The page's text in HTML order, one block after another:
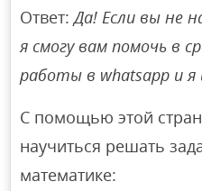
Ответ:Да! Если вы не
я смогу вам помочь в
работы в whatsapp и я
С помощью этой
научиться решать
математике: